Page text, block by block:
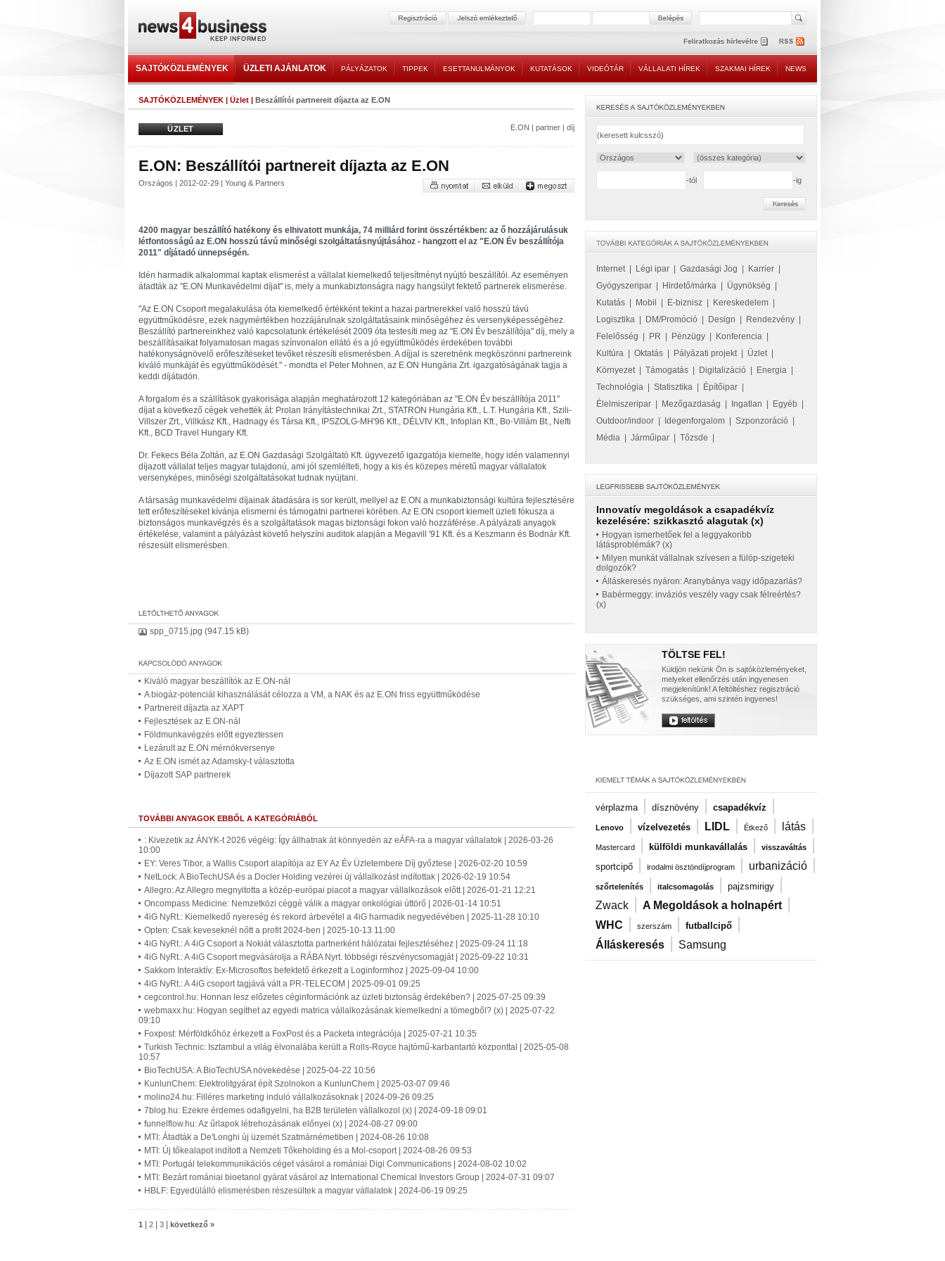
SAJTÓKÖZLEMÉNYEK ÜZLETI AJÁNLATOK PÁLYÁZATOK TIPPEK ESETTANULMÁNYOK KUTATÁSOK VIDEÓTÁR VÁLLALATI HÍREK SZAKMAI HÍREK NEWS
SAJTÓKÖZLEMÉNYEK | Üzlet | Beszállítói partnereit díjazta az E.ON
ÜZLET E.ON | partner | díj
E.ON: Beszállítói partnereit díjazta az E.ON
Országos | 2012-02-29 | Young & Partners
4200 magyar beszállító hatékony és elhivatott munkája, 74 milliárd forint összértékben: az ő hozzájárulásuk
létfontosságú az E.ON hosszú távú minőségi szolgáltatásnyújtásához - hangzott el az "E.ON Év beszállítója
2011" díjátadó ünnepségén.
Idén harmadik alkalommal kaptak elismerést a vállalat kiemelkedő teljesítményt nyújtó beszállítói. Az eseményen
átadták az "E.ON Munkavédelmi díjat" is, mely a munkabiztonságra nagy hangsúlyt fektető partnerek elismerése.
"Az E.ON Csoport megalakulása óta kiemelkedő értékként tekint a hazai partnerekkel való hosszú távú
együttműködésre, ezek nagymértékben hozzájárulnak szolgáltatásaink minőségéhez és versenyképességéhez.
Beszállító partnereinkhez való kapcsolatunk értékelését 2009 óta testesíti meg az "E.ON Év beszállítója" díj, mely a
beszállításaikat folyamatosan magas színvonalon ellátó és a jó együttműködés érdekében további
hatékonyságnövelő erőfeszítéseket tevőket részesíti elismerésben. A díjjal is szeretnénk megköszönni partnereink
kiváló munkáját és együttműködését." - mondta el Peter Mohnen, az E.ON Hungária Zrt. igazgatóságának tagja a
keddi díjátadón.
A forgalom és a szállítások gyakorisága alapján meghatározott 12 kategóriában az "E.ON Év beszállítója 2011"
díjat a következő cégek vehették át: Prolan Irányítástechnikai Zrt., STATRON Hungária Kft., L.T. Hungária Kft., Szili-
Villszer Zrt., Villkász Kft., Hadnagy és Társa Kft., IPSZOLG-MH'96 Kft., DÉLVIV Kft., Infoplan Kft., Bo-Villám Bt., Nefti
Kft., BCD Travel Hungary Kft.
Dr. Fekecs Béla Zoltán, az E.ON Gazdasági Szolgáltató Kft. ügyvezető igazgatója kiemelte, hogy idén valamennyi
díjazott vállalat teljes magyar tulajdonú, ami jól szemlélteti, hogy a kis és közepes méretű magyar vállalatok
versenyképes, minőségi szolgáltatásokat tudnak nyújtani.
A társaság munkavédelmi díjainak átadására is sor került, mellyel az E.ON a munkabiztonsági kultúra fejlesztésére
tett erőfeszítéseket kívánja elismerni és támogatni partnerei körében. Az E.ON csoport kiemelt üzleti fókusza a
biztonságos munkavégzés és a szolgáltatások magas biztonsági fokon való hozzáférése. A pályázati anyagok
értékelése, valamint a pályázást követő helyszíni auditok alapján a Megavill '91 Kft. és a Keszmann és Bodnár Kft.
részesült elismerésben.
spp_0715.jpg (947.15 kB)
Kiváló magyar beszállítók az E.ON-nál
A biogáz-potenciál kihasználását célozza a VM, a NAK és az E.ON friss együttműködése
Partnereit díjazta az XAPT
Fejlesztések az E.ON-nál
Földmunkavégzés előtt egyeztessen
Lezárult az E.ON mérnökversenye
Az E.ON ismét az Adamsky-t választotta
Díjazott SAP partnerek
TOVÁBBI ANYAGOK EBBŐL A KATEGÓRIÁBÓL
: Kivezetik az ÁNYK-t 2026 végéig: Így állhatnak át könnyedén az eÁFA-ra a magyar vállalatok | 2026-03-26
10:00
EY: Veres Tibor, a Wallis Csoport alapítója az EY Az Év Üzletembere Díj győztese | 2026-02-20 10:59
NetLock: A BioTechUSA és a Docler Holding vezérei új vállalkozást indítottak | 2026-02-19 10:54
Allegro: Az Allegro megnyitotta a közép-európai piacot a magyar vállalkozások előtt | 2026-01-21 12:21
Oncompass Medicine: Nemzetközi céggé válik a magyar onkológiai úttörő | 2026-01-14 10:51
4iG NyRt.: Kiemelkedő nyereség és rekord árbevétel a 4iG harmadik negyedévében | 2025-11-28 10:10
Opten: Csak keveseknél nőtt a profit 2024-ben | 2025-10-13 11:00
4iG NyRt.: A 4iG Csoport a Nokiát választotta partnerként hálózatai fejlesztéséhez | 2025-09-24 11:18
4iG NyRt.: A 4iG Csoport megvásárolja a RÁBA Nyrt. többségi részvénycsomagját | 2025-09-22 10:31
Sakkom Interaktív: Ex-Microsoftos befektető érkezett a Loginformhoz | 2025-09-04 10:00
4iG NyRt.: A 4iG csoport tagjává vált a PR-TELECOM | 2025-09-01 09:25
cegcontrol.hu: Honnan lesz előzetes céginformációnk az üzleti biztonság érdekében? | 2025-07-25 09:39
webmaxx.hu: Hogyan segíthet az egyedi matrica vállalkozásának kiemelkedni a tömegből? (x) | 2025-07-22
09:10
Foxpost: Mérföldkőhöz érkezett a FoxPost és a Packeta integrációja | 2025-07-21 10:35
Turkish Technic: Isztambul a világ élvonalába került a Rolls-Royce hajtómű-karbantartó központtal | 2025-05-08
10:57
BioTechUSA: A BioTechUSA növekedése | 2025-04-22 10:56
KunlunChem: Elektrolitgyárat épít Szolnokon a KunlunChem | 2025-03-07 09:46
molino24.hu: Filléres marketing induló vállalkozásoknak | 2024-09-26 09:25
7blog.hu: Ezekre érdemes odafigyelni, ha B2B területen vállalkozol (x) | 2024-09-18 09:01
funnelflow.hu: Az űrlapok létrehozásának előnyei (x) | 2024-08-27 09:00
MTI: Átadták a De'Longhi új üzemét Szatmárnémetiben | 2024-08-26 10:08
MTI: Új tőkealapot indított a Nemzeti Tőkeholding és a Mol-csoport | 2024-08-26 09:53
MTI: Portugál telekommunikációs céget vásárol a romániai Digi Communications | 2024-08-02 10:02
MTI: Bezárt romániai bioetanol gyárat vásárol az International Chemical Investors Group | 2024-07-31 09:07
HBLF: Egyedülálló elismerésben részesültek a magyar vállalatok | 2024-06-19 09:25
1 2 3 következő »
-tól -ig
Internet| Légi ipar Gazdasági Jog Karrier
Gyógyszeripar
Hirdető/márka Ügynökség
Kutatás
Mobil E-biznisz Kereskedelem
Logisztika
DM/Promóció Design Rendezvény
Felelősség
PR Pénzügy Konferencia
Kultúra
Oktatás Pályázati projekt| Üzlet|
Környezet| Támogatás Digitalizáció Energia
Technológia
Statisztika Építőipar
Élelmiszeripar
Mezőgazdaság Ingatlan Egyéb
Outdoor/indoor
Idegenforgalom Szponzoráció
Média
Járműipar Tőzsde
Innovatív megoldások a csapadékvíz
kezelésére: szikkasztó alagutak (x)
Hogyan ismerhetőek fel a leggyakoribb
látásproblémák? (x)
Milyen munkát vállalnak szívesen a fülöp-szigeteki
dolgozók?
Álláskeresés nyáron: Aranybánya vagy időpazarlás?
Babérmeggy: inváziós veszély vagy csak félreértés?
(x)
TÖLTSE FEL!
Küldjön nekünk Ön is sajtóközleményeket,
melyeket ellenőrzés után ingyenesen
megjelenítünk! A feltöltéshez regisztráció
szükséges, ami szintén ingyenes!
vérplazma | dísznövény | csapadékvíz |
Lenovo | vízelvezetés | LIDL | Étkező | látás |
Mastercard | külföldi munkavállalás | visszaváltás |
sportcipő | irodalmi ösztöndíjprogram | urbanizáció |
szőrtelenítés | italcsomagolás | pajzsmirigy |
Zwack | A Megoldások a holnapért |
WHC | szerszám | futballcipő |
Álláskeresés | Samsung